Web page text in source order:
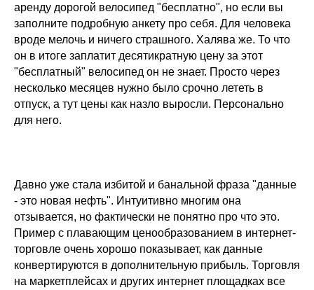
аренду дорогой велосипед "бесплатно", но если вы
заполните подробную анкету про себя. Для человека
вроде мелочь и ничего страшного. Халява же. То что
он в итоге заплатит десятикратную цену за этот
"бесплатный" велосипед он не знает. Просто через
несколько месяцев нужно было срочно лететь в
отпуск, а тут цены как назло выросли. Персонально
для него.
Давно уже стала избитой и банальной фраза "данные
- это новая нефть". Интуитивно многим она
отзывается, но фактически не понятно про что это.
Пример с плавающим ценообразованием в интернет-
торговле очень хорошо показывает, как данные
конвертируются в дополнительную прибыль. Торговля
на маркетплейсах и других интернет площадках все